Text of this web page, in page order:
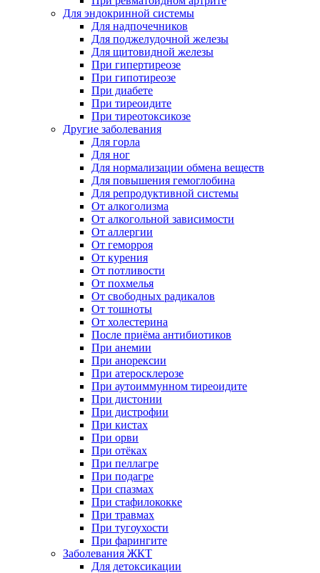
Для эндокринной системы
Для надпочечников
Для поджелудочной железы
Для щитовидной железы
При гипертиреозе
При гипотиреозе
При диабете
При тиреоидите
При тиреотоксикозе
Другие заболевания
Для горла
Для ног
Для нормализации обмена веществ
Для повышения гемоглобина
Для репродуктивной системы
От алкоголизма
От алкогольной зависимости
От аллергии
От геморроя
От курения
От потливости
От похмелья
От свободных радикалов
От тошноты
От холестерина
После приёма антибиотиков
При анемии
При анорексии
При атеросклерозе
При аутоиммунном тиреоидите
При дистонии
При дистрофии
При кистах
При орви
При отёках
При пеллагре
При подагре
При спазмах
При стафилококке
При травмах
При тугоухости
При фарингите
Заболевания ЖКТ
Для детоксикации